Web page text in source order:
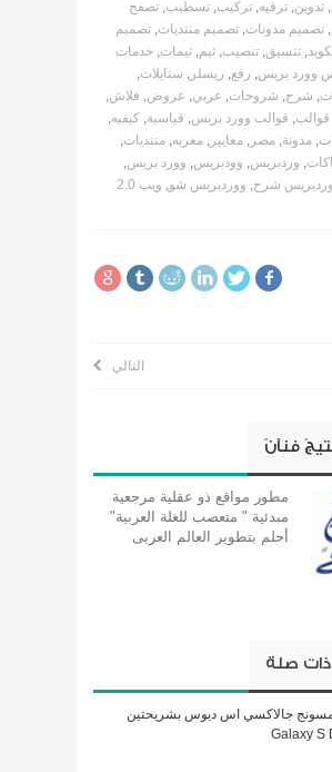
, تدوين, ترقيه, تركيب, تسطيب, تصفح
, تصميم مدونات, تصميم منتديات, تصميم
, تنسيق, تنصيب, ثيم, ثيمات, خدمات
وورد بريس, رفع, ريسلر , ستايلات,
, شرح, شروحات, عربي, عروض, فلاش,
قوالب, قوالب وورد بريس, قياسية, كيفيه,
, مدونة, مصر , معايير , معربه, منتديات,
, وردبريس, وودبريس, وورد بريس,
شرح, ووردبريس شو, ويب 2.0
التالي
فنآنً
مطور مواقع ذو عقلية مرجعية
مبدئية " متعصب للغلة العربية"
أحلم بتطوير العالم العربى
ذات صلة
جالاكسي اس ديوس بشريحتين
Galaxy S